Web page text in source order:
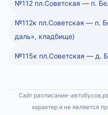
№112 пл.Советская — п.
№112к пл.Советская — п.
даль», кладбище)
№115к пл.Советская — д.
Сайт расписание-
характер и не является